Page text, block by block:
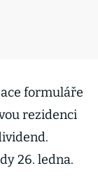
formuláře
rezidenci
26. ledna.